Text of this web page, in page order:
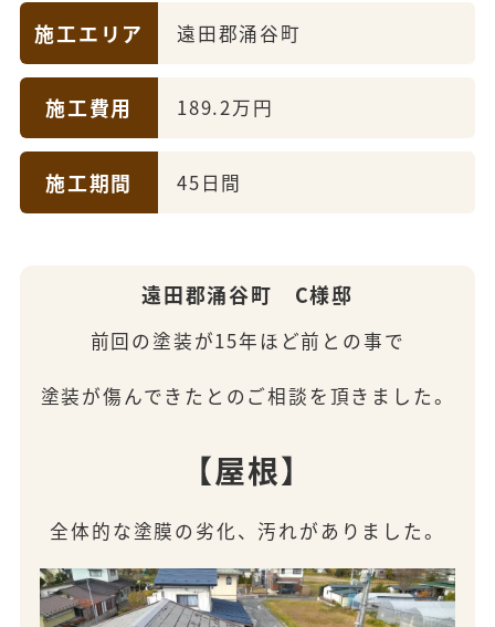
施工エリア 遠田郡涌谷町
施工費用 189.2万円
施工期間 45日間
遠田郡涌谷町 C様邸
前回の塗装が15年ほど前との事で
塗装が傷んできたとのご相談を頂きました。
【屋根】
全体的な塗膜の劣化、汚れがありました。